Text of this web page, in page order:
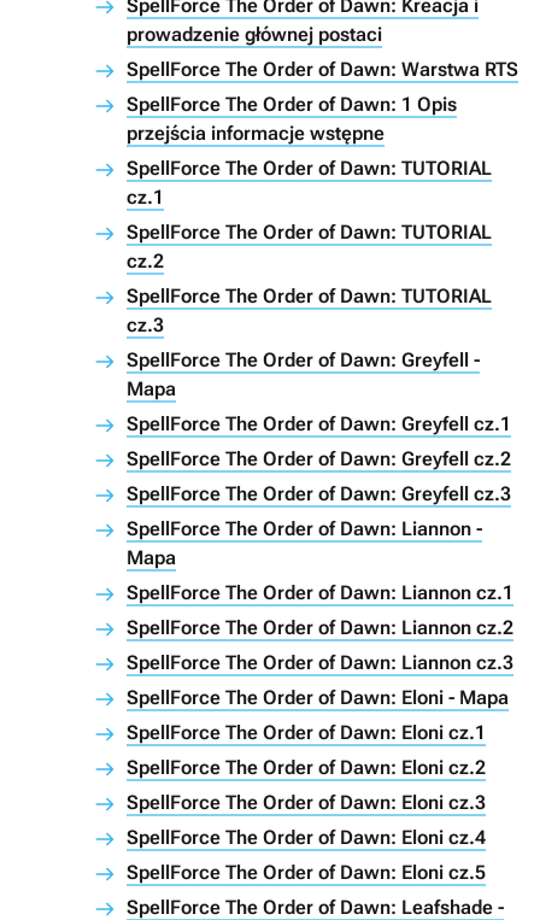
SpellForce The Order of Dawn: Kreacja i
prowadzenie głównej postaci
SpellForce The Order of Dawn: Warstwa RTS
SpellForce The Order of Dawn: 1 Opis
przejścia informacje wstępne
SpellForce The Order of Dawn: TUTORIAL
cz.1
SpellForce The Order of Dawn: TUTORIAL
cz.2
SpellForce The Order of Dawn: TUTORIAL
cz.3
SpellForce The Order of Dawn: Greyfell -
Mapa
SpellForce The Order of Dawn: Greyfell cz.1
SpellForce The Order of Dawn: Greyfell cz.2
SpellForce The Order of Dawn: Greyfell cz.3
SpellForce The Order of Dawn: Liannon -
Mapa
SpellForce The Order of Dawn: Liannon cz.1
SpellForce The Order of Dawn: Liannon cz.2
SpellForce The Order of Dawn: Liannon cz.3
SpellForce The Order of Dawn: Eloni - Mapa
SpellForce The Order of Dawn: Eloni cz.1
SpellForce The Order of Dawn: Eloni cz.2
SpellForce The Order of Dawn: Eloni cz.3
SpellForce The Order of Dawn: Eloni cz.4
SpellForce The Order of Dawn: Eloni cz.5
SpellForce The Order of Dawn: Leafshade -